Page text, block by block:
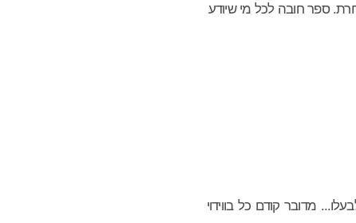
ספר חובה לכל מי שיודע
מדובר קודם כל בווידוי